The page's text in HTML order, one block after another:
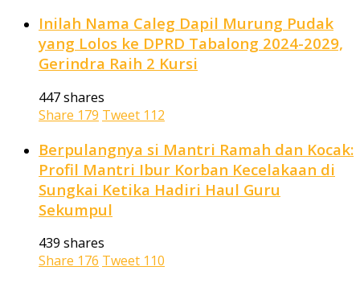
Inilah Nama Caleg Dapil Murung Pudak
yang Lolos ke DPRD Tabalong 2024-2029,
Gerindra Raih 2 Kursi
447 shares
Share 179 Tweet 112
Berpulangnya si Mantri Ramah dan Kocak:
Profil Mantri Ibur Korban Kecelakaan di
Sungkai Ketika Hadiri Haul Guru
Sekumpul
439 shares
Share 176 Tweet 110